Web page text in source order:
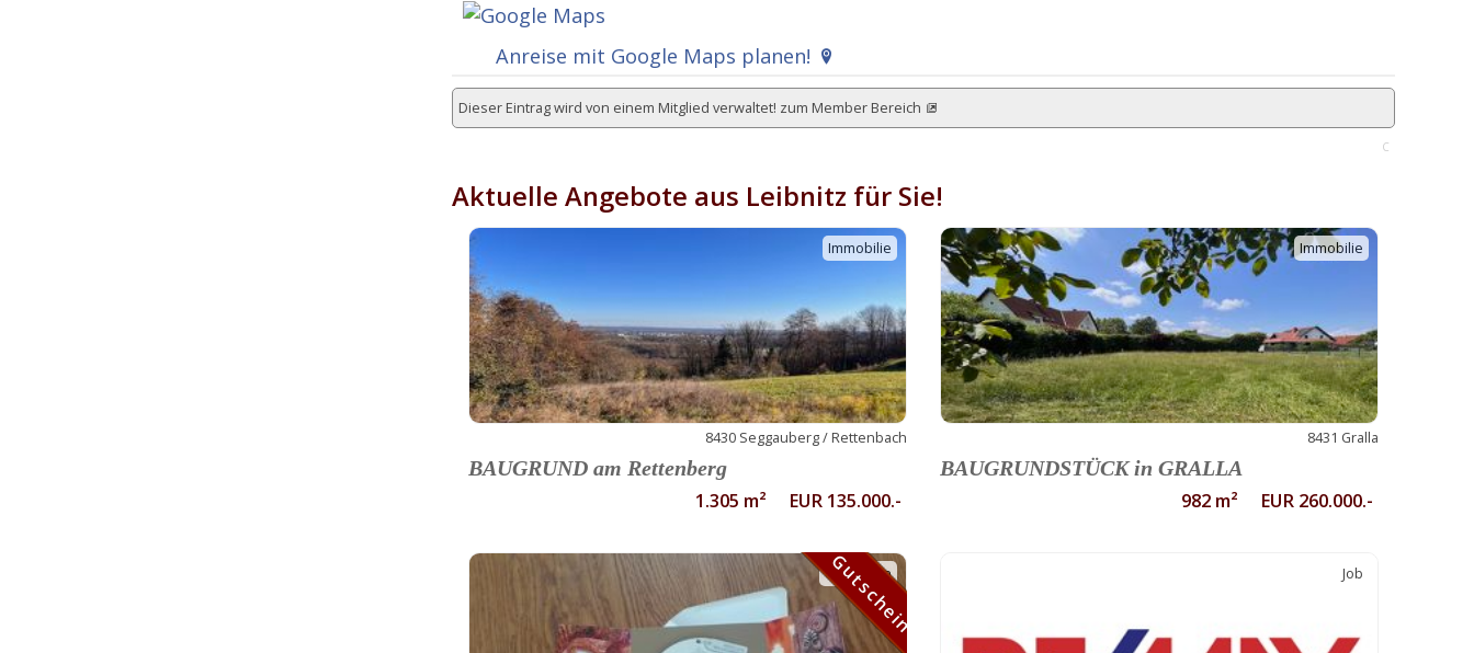
Anreise mit Google Maps planen!
Dieser Eintrag wird von einem Mitglied verwaltet! zum Member Bereich
C
Aktuelle Angebote aus Leibnitz für Sie!
Immobilie
8430 Seggauberg / Rettenbach
BAUGRUND am Rettenberg
1.305 m² EUR 135.000.-
Immobilie
8431 Gralla
BAUGRUNDSTÜCK in GRALLA
982 m² EUR 260.000.-
Gutschein
Gutschein Job